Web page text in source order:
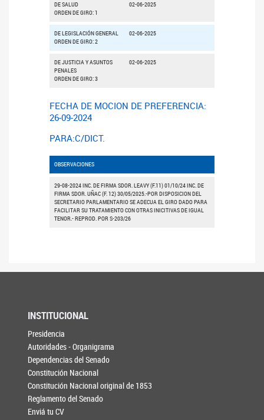
DE SALUD
ORDEN DE GIRO: 1
02-06-2025
DE LEGISLACIÓN GENERAL
ORDEN DE GIRO: 2
02-06-2025
DE JUSTICIA Y ASUNTOS
PENALES
ORDEN DE GIRO: 3
02-06-2025
FECHA DE MOCION DE PREFERENCIA:
26-09-2024
PARA:C/DICT.
OBSERVACIONES
29-08-2024 INC. DE FIRMA SDOR. LEAVY (F.11) 01/10/24 INC. DE
FIRMA SDOR. UÑAC (F. 12) 30/05/2025.-POR DISPOSICION DEL
SECRETARIO PARLAMENTARIO SE ADECUA EL GIRO DADO PARA
FACILITAR SU TRATAMIENTO CON OTRAS INICITIVAS DE IGUAL
TENOR.- REPROD. POR S-203/26
INSTITUCIONAL
Presidencia
Autoridades - Organigrama
Dependencias del Senado
Constitución Nacional
Constitución Nacional original de 1853
Reglamento del Senado
Enviá tu CV